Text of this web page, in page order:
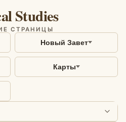
Studies
СТРАНИЦЫ
Новый Завет
Карты